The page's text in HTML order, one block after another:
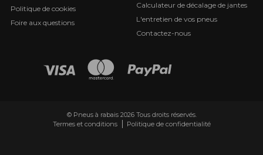
Politique de cookies
Foire aux questions
Calculateur de décalage de jantes
L'entretien de vos pneus
Contactez-nous
© Pneus à rabais 2026 Tous droits réservés.
Termes et conditions
Politique de confidentialité